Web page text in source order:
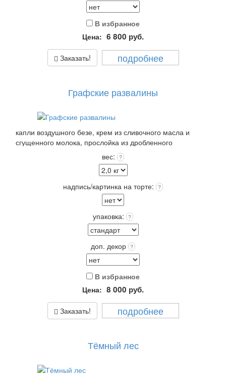
В избранное
Цена: 6 800 руб.
Заказать! подробнее
Графские развалины
капли воздушного безе, крем из сливочного масла и
сгущенного молока, прослойка из дробленного
обжаренного грецкого ореха. Покрытие сверху Без
Выберите: сделать Надпись на торте, это придаст торту
оригинальность и порадует Получателя!
Упаковка: Стандарт (белая) входит в стоимость.
Срок хранения: 72 часа (3 суток) при t 4+(-)2
вес: ?
надпись/картинка на торте: ?
упаковка: ?
доп. декор ?
В избранное
Цена: 8 000 руб.
Заказать! подробнее
Тёмный лес